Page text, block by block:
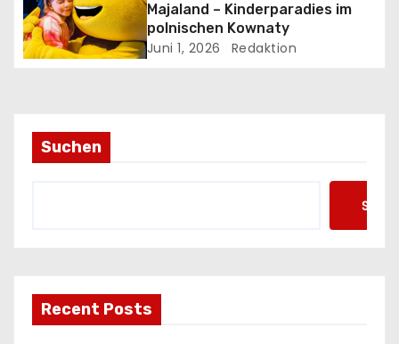
t
i
n
Majaland – Kinderparadies im
polnischen Kownaty
Juni 1, 2026 Redaktion
Suchen
Recent Posts